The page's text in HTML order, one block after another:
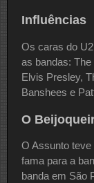
Influências
Os caras do
as bandas:
Elvis Presley,
Banshees e
O
O Assunto
fama para a
banda em São